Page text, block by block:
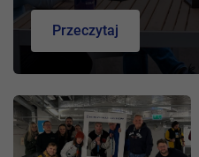
Przeczytaj